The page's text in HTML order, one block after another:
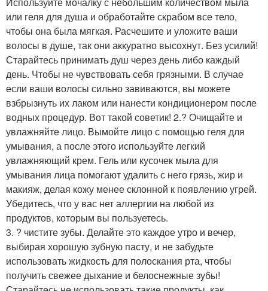
или геля для душа и обработайте скрабом все тело,
чтобы она была мягкая. Расчешите и уложите ваши
волосы в душе, так они аккуратно высохнут. Без усилий!
Старайтесь принимать душ через день либо каждый
день. Чтобы не чувствовать себя грязными. В случае
если ваши волосы сильно завиваются, вы можете
взбрызнуть их лаком или нанести кондиционером после
водных процедур. Вот такой советик! 2.? Очищайте и
увлажняйте лицо. Вымойте лицо с помощью геля для
умывания, а после этого используйте легкий
увлажняющий крем. Гель или кусочек мыла для
умывания лица помогают удалить с него грязь, жир и
макияж, делая кожу менее склонной к появлению угрей.
Убедитесь, что у вас нет аллергии на любой из
продуктов, которым вы пользуетесь.
3. ? чистите зубы. Делайте это каждое утро и вечер,
выбирая хорошую зубную пасту, и не забудьте
использовать жидкость для полоскания рта, чтобы
получить свежее дыхание и белоснежные зубы!